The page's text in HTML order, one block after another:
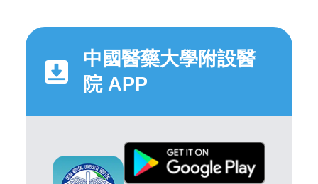
中國醫藥大學附設醫
院 APP